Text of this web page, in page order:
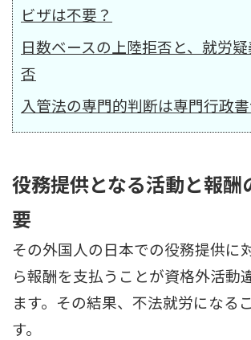
ビザは不要？
日数ベースの上陸拒否と、就労
否
入管法の専門的判断は専門行政
役務提供となる活動と報酬
要
その外国人の日本での役務提供に
ら報酬を支払うことが資格外活動
ます。その結果、不法就労になる
す。